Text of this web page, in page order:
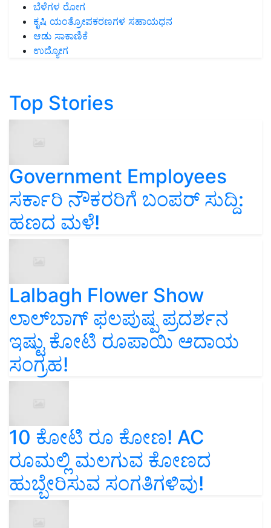
ಬೆಳೆಗಳ ರೋಗ
ಕೃಷಿ ಯಂತ್ರೋಪಕರಣಗಳ ಸಹಾಯಧನ
ಆಡು ಸಾಕಾಣಿಕೆ
ಉದ್ಯೋಗ
Top Stories
Government Employees
ಸರ್ಕಾರಿ ನೌಕರರಿಗೆ ಬಂಪರ್‌ ಸುದ್ದಿ:
ಹಣದ ಮಳೆ!
Lalbagh Flower Show
ಲಾಲ್‌ಬಾಗ್ ಫಲಪುಷ್ಪ ಪ್ರದರ್ಶನ
ಇಷ್ಟು ಕೋಟಿ ರೂಪಾಯಿ ಆದಾಯ
ಸಂಗ್ರಹ!
10 ಕೋಟಿ ರೂ ಕೋಣ! AC
ರೂಮಲ್ಲಿ ಮಲಗುವ ಕೋಣದ
ಹುಬ್ಬೇರಿಸುವ ಸಂಗತಿಗಳಿವು!